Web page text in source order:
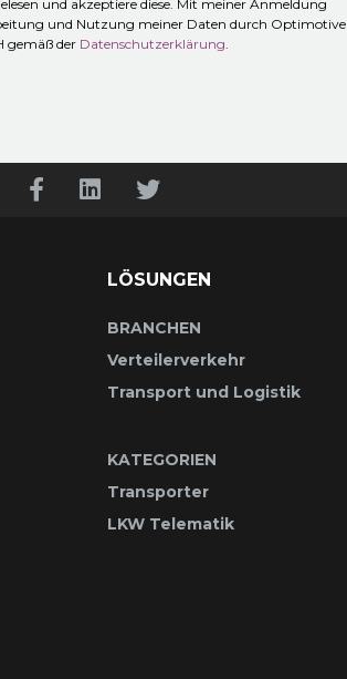
und akzeptiere diese. Mit meiner Anmeldung
und Nutzung meiner Daten durch Optimotive
gemäß der Datenschutzerklärung.
LÖSUNGEN
BRANCHEN
Verteilerverkehr
Transport und Logistik
KATEGORIEN
Transporter
LKW Telematik